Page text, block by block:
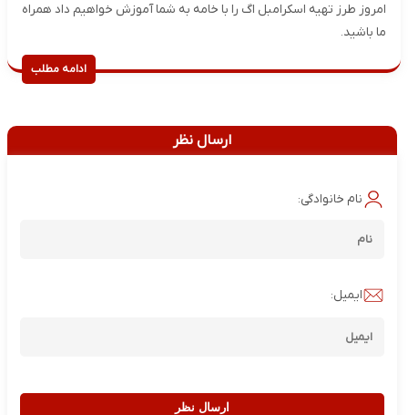
امروز طرز تهیه اسکرامبل اگ را با خامه به شما آموزش خواهیم داد همراه
ما باشید.
ادامه مطلب
ارسال نظر
نام خانوادگی:
ایمیل:
ارسال نظر